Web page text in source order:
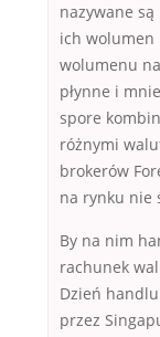
nazywane są
ich wolumen
wolumenu
płynne i
spore
różnymi
brokerów
na rynku nie
By na nim
rachunek
Dzień
przez